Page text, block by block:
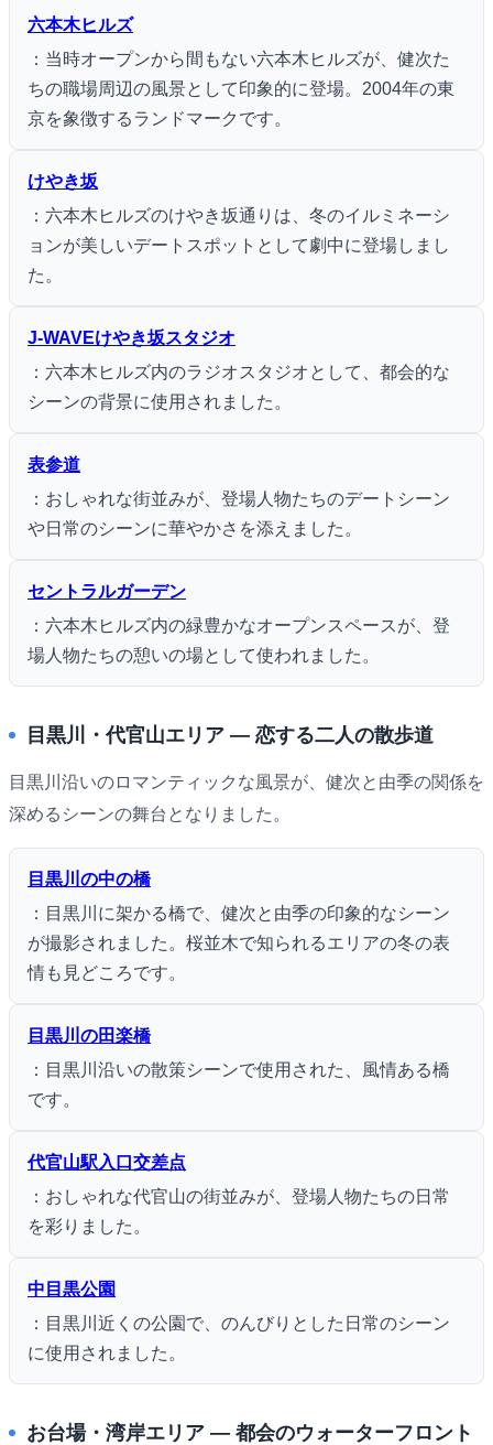
六本木ヒルズ
：当時オープンから間もない六本木ヒルズが、健次た
ちの職場周辺の風景として印象的に登場。2004年の東
京を象徴するランドマークです。
けやき坂
：六本木ヒルズのけやき坂通りは、冬のイルミネーシ
ョンが美しいデートスポットとして劇中に登場しまし
た。
J-WAVEけやき坂スタジオ
：六本木ヒルズ内のラジオスタジオとして、都会的な
シーンの背景に使用されました。
表参道
：おしゃれな街並みが、登場人物たちのデートシーン
や日常のシーンに華やかさを添えました。
セントラルガーデン
：六本木ヒルズ内の緑豊かなオープンスペースが、登
場人物たちの憩いの場として使われました。
目黒川・代官山エリア ― 恋する二人の散歩道
目黒川沿いのロマンティックな風景が、健次と由季の関係を
深めるシーンの舞台となりました。
目黒川の中の橋
：目黒川に架かる橋で、健次と由季の印象的なシーン
が撮影されました。桜並木で知られるエリアの冬の表
情も見どころです。
目黒川の田楽橋
：目黒川沿いの散策シーンで使用された、風情ある橋
です。
代官山駅入口交差点
：おしゃれな代官山の街並みが、登場人物たちの日常
を彩りました。
中目黒公園
：目黒川近くの公園で、のんびりとした日常のシーン
に使用されました。
お台場・湾岸エリア ― 都会のウォーターフロント